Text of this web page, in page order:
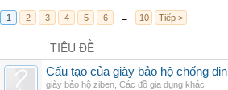
1 2 3 4 5 6 → 10 Tiếp >
TIÊU ĐỀ
Cấu tạo của giày bảo hộ chống
giày bảo hộ ziben Các đồ gia dụng khác